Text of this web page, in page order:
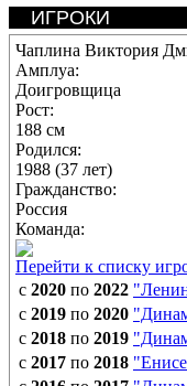
ИГРОКИ
Чаплина Виктория
Амплуа:
Доигровщица
Рост:
188 см
Родился:
1988 (37 лет)
Гражданство:
Россия
Команда:
Перейти к списку
с 2020 по 2022
с 2019 по 2020
с 2018 по 2019
с 2017 по 2018